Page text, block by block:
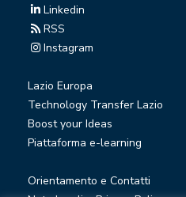
Linkedin
RSS
Instagram
Lazio Europa
Technology Transfer Lazio
Boost your Ideas
Piattaforma e-learning
Orientamento e Contatti